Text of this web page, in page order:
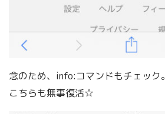
念のため、info:コマンドもチェック。
こちらも無事復活☆